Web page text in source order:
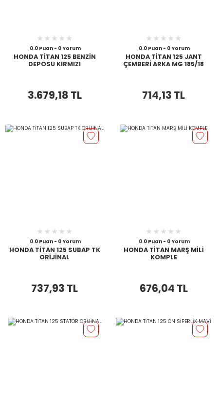
0.0 Puan - 0 Yorum
HONDA TİTAN 125 BENZİN
DEPOSU KIRMIZI
3.679,18 TL
0.0 Puan - 0 Yorum
HONDA TİTAN 125 JANT
ÇEMBERİ ARKA MG 185/18
714,13 TL
0.0 Puan - 0 Yorum
HONDA TİTAN 125 SUBAP TK
ORİJİNAL
737,93 TL
0.0 Puan - 0 Yorum
HONDA TİTAN MARŞ MİLİ
KOMPLE
676,04 TL